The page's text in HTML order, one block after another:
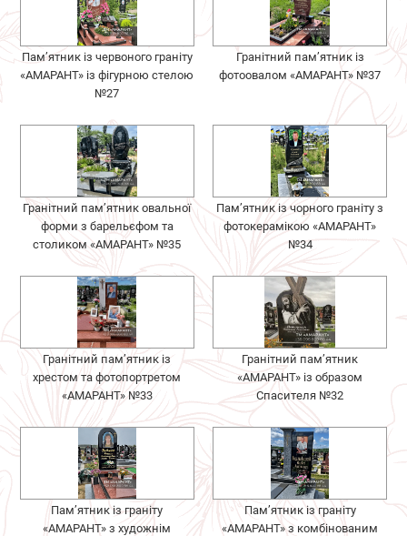
Пам’ятник із червоного граніту
«АМАРАНТ» із фігурною стелою
№27
Гранітний пам’ятник із
фотоовалом «АМАРАНТ» №37
Гранітний пам’ятник овальної
форми з барельєфом та
столиком «АМАРАНТ» №35
Пам’ятник із чорного граніту з
фотокерамікою «АМАРАНТ»
№34
Гранітний пам’ятник із
хрестом та фотопортретом
«АМАРАНТ» №33
Гранітний пам’ятник
«АМАРАНТ» із образом
Спасителя №32
Пам’ятник із граніту
«АМАРАНТ» з художнім
Пам’ятник із граніту
«АМАРАНТ» з комбінованим